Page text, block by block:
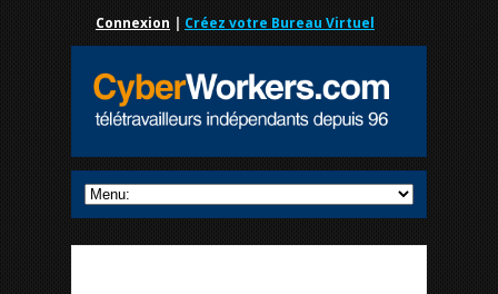
Connexion | Créez votre Bureau Virtuel